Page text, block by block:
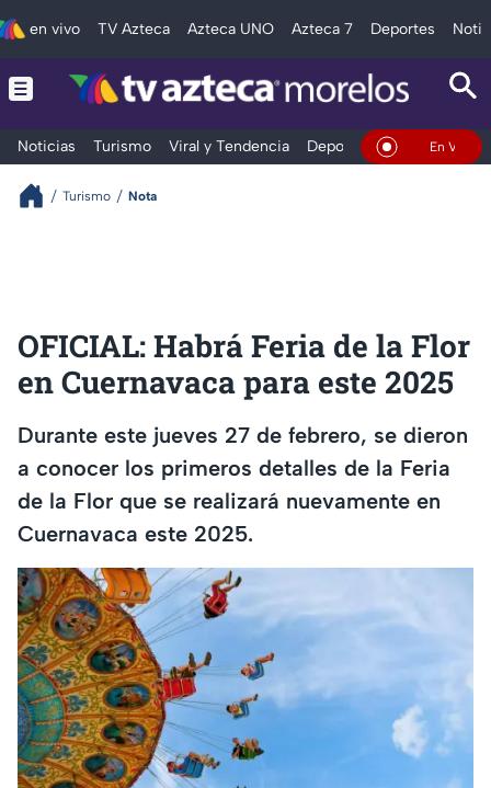
en vivo TV Azteca Azteca UNO Azteca 7 Deportes
Noticias Turismo Viral y Tendencia Deportes Espectáculos
En Vivo
Turismo Nota
OFICIAL: Habrá Feria de la Flor
en Cuernavaca para este 2025
Durante este jueves 27 de febrero, se dieron
a conocer los primeros detalles de la Feria
de la Flor que se realizará nuevamente en
Cuernavaca este 2025.